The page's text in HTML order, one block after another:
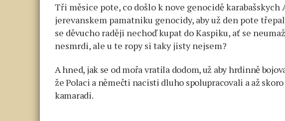
Tři měsice pote, co došlo k nove genocidě karabašskych
jerevanskem pamatniku genocidy, aby už den pote
se děvucho raději nechoď kupat do Kaspiku, ať se
nesmrdi, ale u te ropy si taky jisty nejsem?
A hned, jak se od mořa vratila dodom, už aby hrdinně
že Polaci a němečti nacisti dluho spolupracovali a až
kamaradi.